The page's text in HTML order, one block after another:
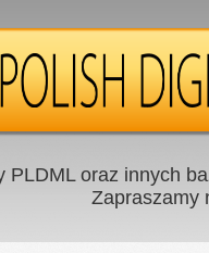
PLDML oraz innych
Zapraszamy